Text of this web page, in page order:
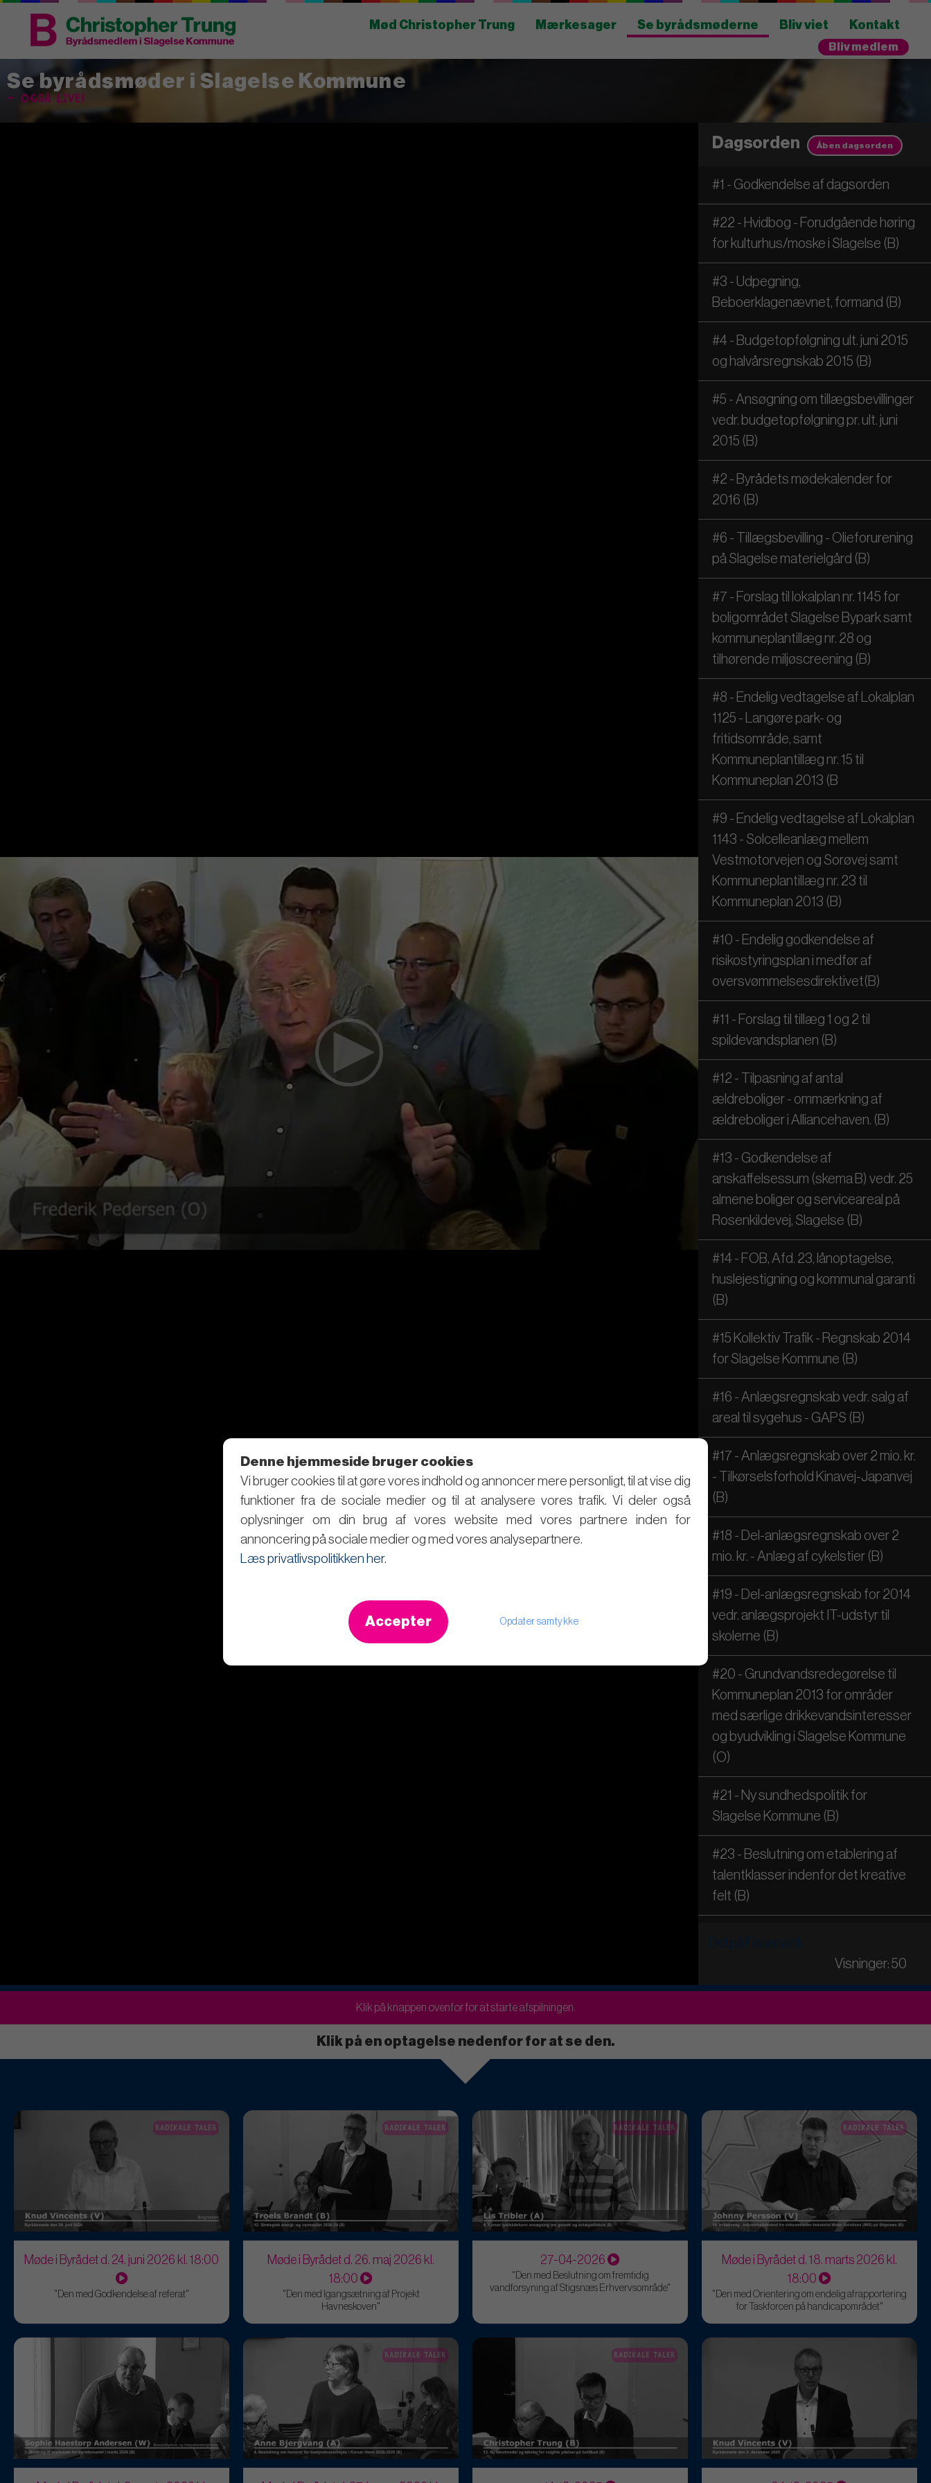
Mød Christopher Trung Mærkesager Se byrådsmøderne Bliv viet Kontakt
Bliv medlem
Se byrådsmøder i Slagelse Kommune
– også live!
Dagsorden Åben dagsorden
#1 - Godkendelse af dagsorden
#22 - Hvidbog - Forudgående høring
for kulturhus/moske i Slagelse (B)
#3 - Udpegning,
Beboerklagenævnet, formand (B)
#4 - Budgetopfølgning ult. juni 2015
og halvårsregnskab 2015 (B)
#5 - Ansøgning om tillægsbevillinger
vedr. budgetopfølgning pr. ult. juni
2015 (B)
#2 - Byrådets mødekalender for
2016 (B)
#6 - Tillægsbevilling - Olieforurening
på Slagelse materielgård (B)
#7 - Forslag til lokalplan nr. 1145 for
boligområdet Slagelse Bypark samt
kommuneplantillæg nr. 28 og
tilhørende miljøscreening (B)
#8 - Endelig vedtagelse af Lokalplan
1125 - Langøre park- og
fritidsområde, samt
Kommuneplantillæg nr. 15 til
Kommuneplan 2013 (B
#9 - Endelig vedtagelse af Lokalplan
1143 - Solcelleanlæg mellem
Vestmotorvejen og Sorøvej samt
Kommuneplantillæg nr. 23 til
Kommuneplan 2013 (B)
#10 - Endelig godkendelse af
risikostyringsplan i medfør af
oversvømmelsesdirektivet(B)
#11 - Forslag til tillæg 1 og 2 til
spildevandsplanen (B)
#12 - Tilpasning af antal
ældreboliger - ommærkning af
ældreboliger i Alliancehaven. (B)
#13 - Godkendelse af
anskaffelsessum (skema B) vedr. 25
almene boliger og serviceareal på
Rosenkildevej, Slagelse (B)
#14 - FOB, Afd. 23, lånoptagelse,
huslejestigning og kommunal garanti
(B)
#15 Kollektiv Trafik - Regnskab 2014
for Slagelse Kommune (B)
#16 - Anlægsregnskab vedr. salg af
areal til sygehus - GAPS (B)
#17 - Anlægsregnskab over 2 mio. kr.
- Tilkørselsforhold Kinavej-Japanvej
(B)
#18 - Del-anlægsregnskab over 2
mio. kr. - Anlæg af cykelstier (B)
#19 - Del-anlægsregnskab for 2014
vedr. anlægsprojekt IT-udstyr til
skolerne (B)
#20 - Grundvandsredegørelse til
Kommuneplan 2013 for områder
med særlige drikkevandsinteresser
og byudvikling i Slagelse Kommune
(O)
#21 - Ny sundhedspolitik for
Slagelse Kommune (B)
#23 - Beslutning om etablering af
talentklasser indenfor det kreative
felt (B)
sag: Tilskud til Dalmosehallen - Niels
testresultater i dansk i 2. kl. på
#26 - Anmodning om optagelse af
sag: Åbenhed omkring Slagelse
Kommunes deltagelse i Folkemødet
- Enhedslisten (B)
Visninger: 50
Klik på knappen ovenfor for at starte afspilningen.
Klik på en optagelse nedenfor for at se den.
RADIKALE TALER
Møde i Byrådet d. 24. juni 2026 kl. 18:00
"Den med Godkendelse af referat"
RADIKALE TALER
Møde i Byrådet d. 26. maj 2026 kl.
18:00
"Den med Igangsætning af Projekt
Havneskoven"
RADIKALE TALER
27-04-2026
"Den med Beslutning om fremtidig
vandforsyning af Stigsnæs Erhvervsområde"
RADIKALE TALER
Møde i Byrådet d. 18. marts 2026 kl.
18:00
"Den med Orientering om endelig afrapportering
for Taskforcen på handicapområdet"
RADIKALE TALER RADIKALE TALER
Denne hjemmeside bruger cookies
Vi bruger cookies til at gøre vores indhold og annoncer mere personligt, til at vise dig
funktioner fra de sociale medier og til at analysere vores trafik. Vi deler også
oplysninger om din brug af vores website med vores partnere inden for
annoncering på sociale medier og med vores analysepartnere.
Læs privatlivspolitikken her.
Accepter Opdater samtykke